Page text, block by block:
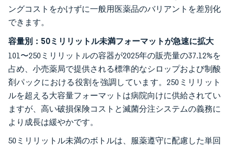
ングコストをかけずに一般用医薬品のバリアントを差別化
できます。
容量別：50ミリリットル未満フォーマットが急速に拡大
101〜250ミリリットルの容器が2025年の販売量の37.12%を
占め、小売薬局で提供される標準的なシロップおよび制酸
剤パックにおける役割を強調しています。250ミリリット
ルを超える大容量フォーマットは病院向けに供給されてい
ますが、高い破損保険コストと滅菌分注システムの義務に
より成長は緩やかです。
50ミリリットル未満のボトルは、服薬遵守に配慮した単回